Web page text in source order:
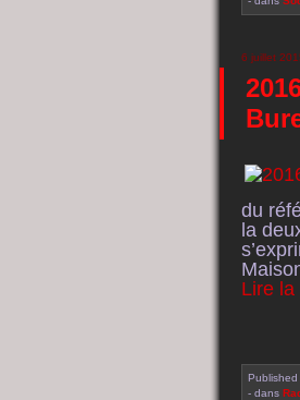
6 juillet
du
la
Lire la
Published
- dans